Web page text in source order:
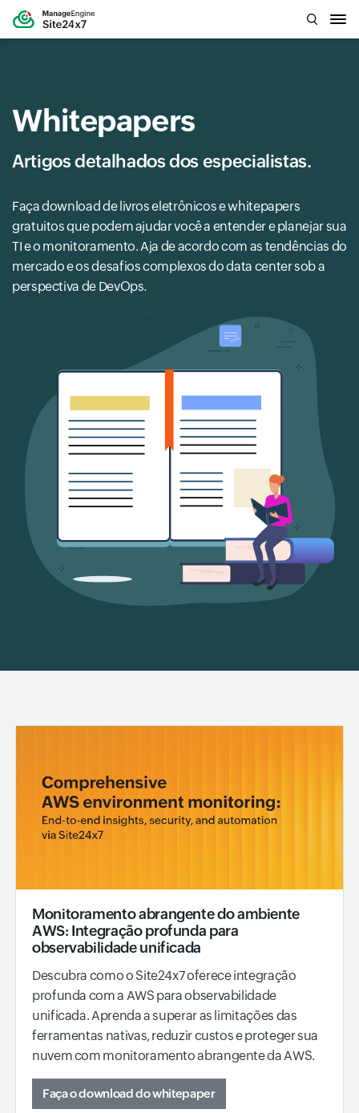
Whitepapers
Artigos detalhados dos especialistas.
Faça download de livros eletrônicos e whitepapers
gratuitos que podem ajudar você a entender e planejar sua
TI e o monitoramento. Aja de acordo com as tendências do
mercado e os desafios complexos do data center sob a
perspectiva de DevOps.
Monitoramento abrangente do ambiente
AWS: Integração profunda para
observabilidade unificada
Descubra como o Site24x7 oferece integração
profunda com a AWS para observabilidade
unificada. Aprenda a superar as limitações das
ferramentas nativas, reduzir custos e proteger sua
nuvem com monitoramento abrangente da AWS.
Faça o download do whitepaper